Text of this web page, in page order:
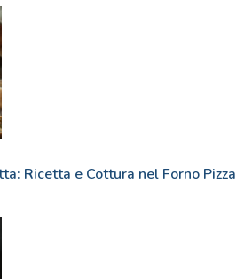
Ricetta e Cottura nel Forno Pizza